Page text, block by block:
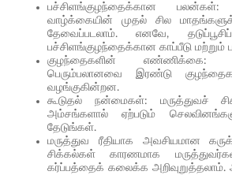
பச்சிளங்குழந்தைக்கான
வாழ்க்கையின் முதல் சில
தேவைப்படலாம். எனவே,
பச்சிளங்குழந்தைக்கான காப்பீடு
குழந்தைகளின் எண்ணிக்கை:
பெரும்பலானவை இரண்டு
வழங்குகின்றன.
கூடுதல் நன்மைகள்: மருத்துவச்
அம்சங்களால் ஏற்படும்
தேடுங்கள்.
மருத்துவ ரீதியாக அவசியமான
சிக்கல்கள் காரணமாக
கர்ப்பத்தைக் கலைக்க